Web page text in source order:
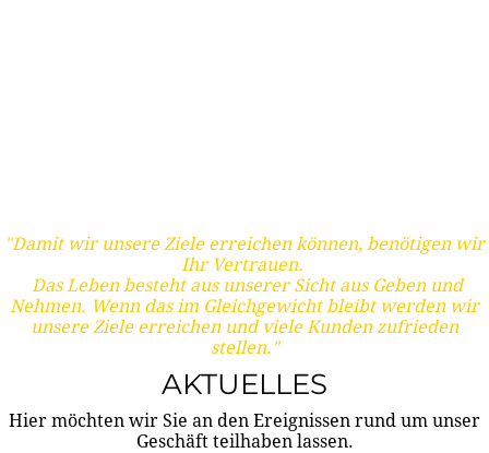
"Damit wir unsere Ziele erreichen können, benötigen wir
Ihr Vertrauen.
Das Leben besteht aus unserer Sicht aus Geben und
Nehmen. Wenn das im Gleichgewicht bleibt werden wir
unsere Ziele erreichen und viele Kunden zufrieden
stellen."
AKTUELLES
Hier möchten wir Sie an den Ereignissen rund um unser
Geschäft teilhaben lassen.